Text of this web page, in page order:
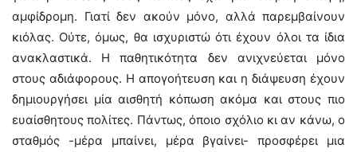
αμφίδρομη. Γιατί δεν ακούν μόνο, αλλά παρεμβαίνουν
κιόλας. Ούτε, όμως, θα ισχυριστώ ότι έχουν όλοι τα ίδια
ανακλαστικά. Η παθητικότητα δεν ανιχνεύεται μόνο
στους αδιάφορους. Η απογοήτευση και η διάψευση έχουν
δημιουργήσει μία αισθητή κόπωση ακόμα και στους πιο
ευαίσθητους πολίτες. Πάντως, όποιο σχόλιο κι αν κάνω, ο
σταθμός -μέρα μπαίνει, μέρα βγαίνει- προσφέρει μια